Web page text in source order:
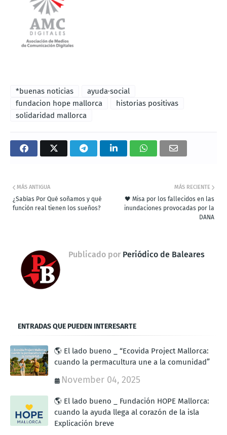
*buenas noticias
ayuda·social
fundacion hope mallorca
historias positivas
solidaridad mallorca
MÁS RECIENTE
🖤 Misa por los fallecidos en las
inundaciones provocadas por la
DANA
MÁS ANTIGUA
¿Sabías Por Qué soñamos y qué
función real tienen los sueños?
Publicado por Periódico de Baleares
ENTRADAS QUE PUEDEN INTERESARTE
🌎 El lado bueno _ “Ecovida Project Mallorca:
cuando la permacultura une a la comunidad”
November 04, 2025
🌎 El lado bueno _ Fundación HOPE Mallorca:
cuando la ayuda llega al corazón de la isla
Explicación breve